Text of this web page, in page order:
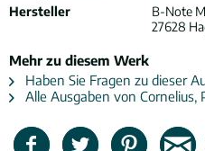
Hersteller
B-Note
27628
Mehr zu diesem Werk
Haben Sie Fragen zu dieser
Alle Ausgaben von Cornelius,